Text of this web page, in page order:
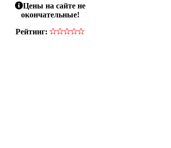
Цены на сайте не
окончательные!
Рейтинг: